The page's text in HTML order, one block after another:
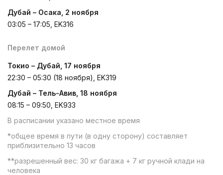
Дубай – Осака, 2 ноября
03:05 – 17:05, EK316
Перелет домой
Токио – Дубай, 17 ноября
22:30 – 05:30 (18 ноября), EK319
Дубай – Тель-Авив, 18 ноября
08:15 – 09:50, EK933
В расписании указано местное время
*общее время в пути (в одну сторону) составляет
приблизительно 13 часов
**разрешенный вес: 30 кг багажа + 7 кг ручной клади на
человека